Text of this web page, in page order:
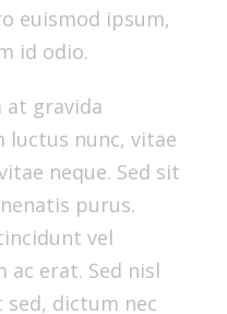
euismod ipsum,
id odio.
at gravida
luctus nunc, vitae
neque. Sed sit
purus.
vel
erat. Sed nisl
dictum nec